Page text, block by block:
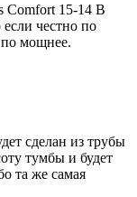
Comfort 15-14 B
честно по
по мощнее.
сделан из трубы
тумбы и будет
та же самая